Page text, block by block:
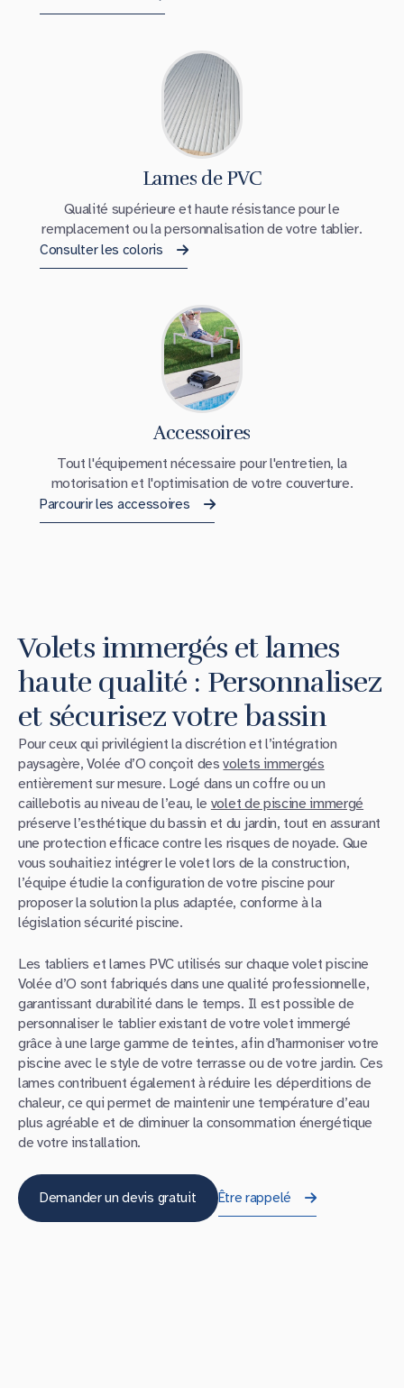
Lames de PVC
Qualité supérieure et haute résistance pour le
remplacement ou la personnalisation de votre tablier.
Consulter les coloris
Accessoires
Tout l'équipement nécessaire pour l'entretien, la
motorisation et l'optimisation de votre couverture.
Parcourir les accessoires
Volets immergés et lames
haute qualité : Personnalisez
et sécurisez votre bassin
Pour ceux qui privilégient la discrétion et l’intégration
paysagère, Volée d’O conçoit desvolets immergés
entièrement sur mesure. Logé dans un coffre ou un
caillebotis au niveau de l’eau, le volet de piscine immergé
préserve l’esthétique du bassin et du jardin, tout en assurant
une protection efficace contre les risques de noyade. Que
vous souhaitiez intégrer le volet lors de la construction,
l’équipe étudie la configuration de votre piscine pour
proposer la solution la plus adaptée, conforme à la
législation sécurité piscine.
Les tabliers et lames PVC utilisés sur chaque volet piscine
Volée d’O sont fabriqués dans une qualité professionnelle,
garantissant durabilité dans le temps. Il est possible de
personnaliser le tablier existant de votre volet immergé
grâce à une large gamme de teintes, afin d’harmoniser votre
piscine avec le style de votre terrasse ou de votre jardin. Ces
lames contribuent également à réduire les déperditions de
chaleur, ce qui permet de maintenir une température d’eau
plus agréable et de diminuer la consommation énergétique
de votre installation.
Demander un devis gratuit Être rappelé